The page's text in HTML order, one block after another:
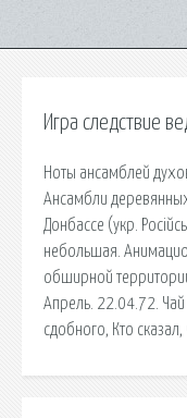
Игра следствие
Ноты ансамблей
Ансамбли
Донбассе (укр.
небольшая.
обширной
Апрель. 22.04.72.
сдобного, Кто